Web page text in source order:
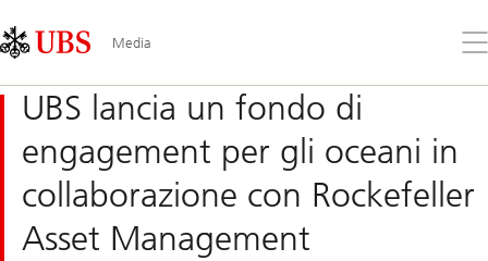
Links
Area
Media
il
UBS lancia un fondo di
engagement per gli oceani in
collaborazione con Rockefeller
Asset Management